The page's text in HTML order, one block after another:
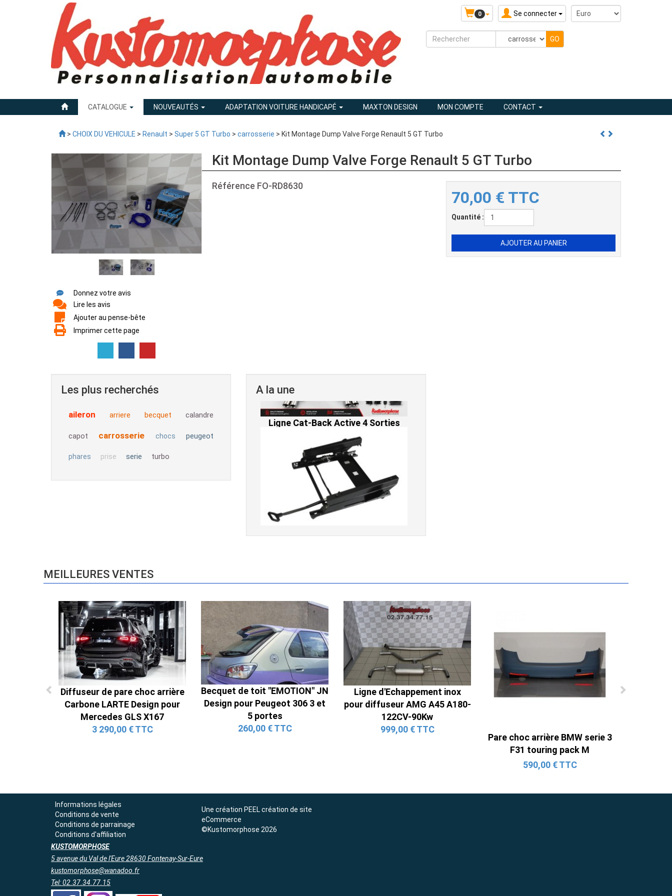
Se connecter
0
CATALOGUE NOUVEAUTÉS ADAPTATION VOITURE HANDICAPÉ MAXTON DESIGN MON COMPTE CONTACT
> CHOIX DU VEHICULE > Renault > Super 5 GT Turbo > carrosserie > Kit Montage Dump Valve Forge Renault 5 GT Turbo
Donnez votre avis
Lire les avis
Ajouter au pense-bête
Imprimer cette page
Kit Montage Dump Valve Forge Renault 5 GT Turbo
70,00 € TTC
Quantité :
Référence FO-RD8630
Les plus recherchés
aileron arriere becquet calandre
capot carrosserie chocs peugeot
phares prise serie turbo
A la une
Ligne Cat-Back Active 4 Sorties
avec Tube en H pour Ford Mustang
GT & V6 (2015-2023)
Console de siège gauche pour
BMW Série 3 E46 (hors Cabriolet et
MEILLEURES VENTES
Diffuseur de pare choc arrière
Carbone LARTE Design pour
Mercedes GLS X167
3 290,00 € TTC
Becquet de toit "EMOTION" JN
Design pour Peugeot 306 3 et
5 portes
260,00 € TTC
Ligne d'Echappement inox
pour diffuseur AMG A45 A180-
122CV-90Kw
999,00 € TTC
Pare choc arrière BMW serie 3
F31 touring pack M
590,00 € TTC
Informations légales
Conditions de vente
Conditions de parrainage
Conditions d'affiliation
Une création PEEL création de site
eCommerce
©Kustomorphose 2026
KUSTOMORPHOSE
5 avenue du Val de l'Eure 28630 Fontenay-Sur-Eure
kustomorphose@wanadoo.fr
Tel: 02.37.34.77.15